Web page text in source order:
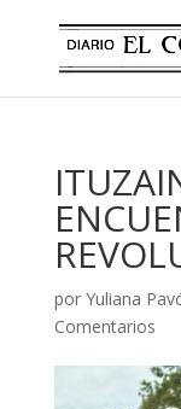
por Yuliana
Comentarios